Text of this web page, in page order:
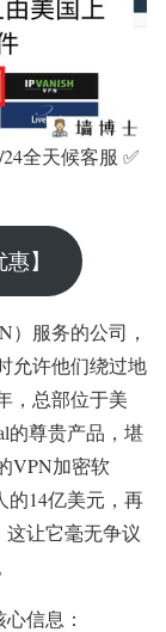
全天候客服 ✅
】
）服务的公司，
允许他们绕过地
，总部位于美
的尊贵产品，堪
VPN加密软
的14亿美元，再
这让它毫无争议
信息：